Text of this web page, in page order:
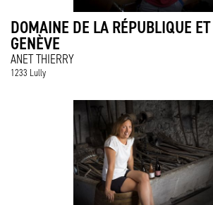
DOMAINE DE LA RÉPUBLIQUE
GENÈVE
ANET THIERRY
1233 Lully